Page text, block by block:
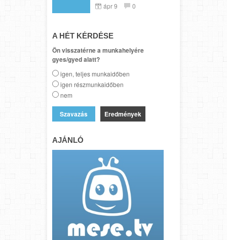
ápr 9 0
A HÉT KÉRDÉSE
Ön visszatérne a munkahelyére
gyes/gyed alatt?
igen, teljes munkaidőben
igen részmunkaidőben
nem
Eredmények
AJÁNLÓ